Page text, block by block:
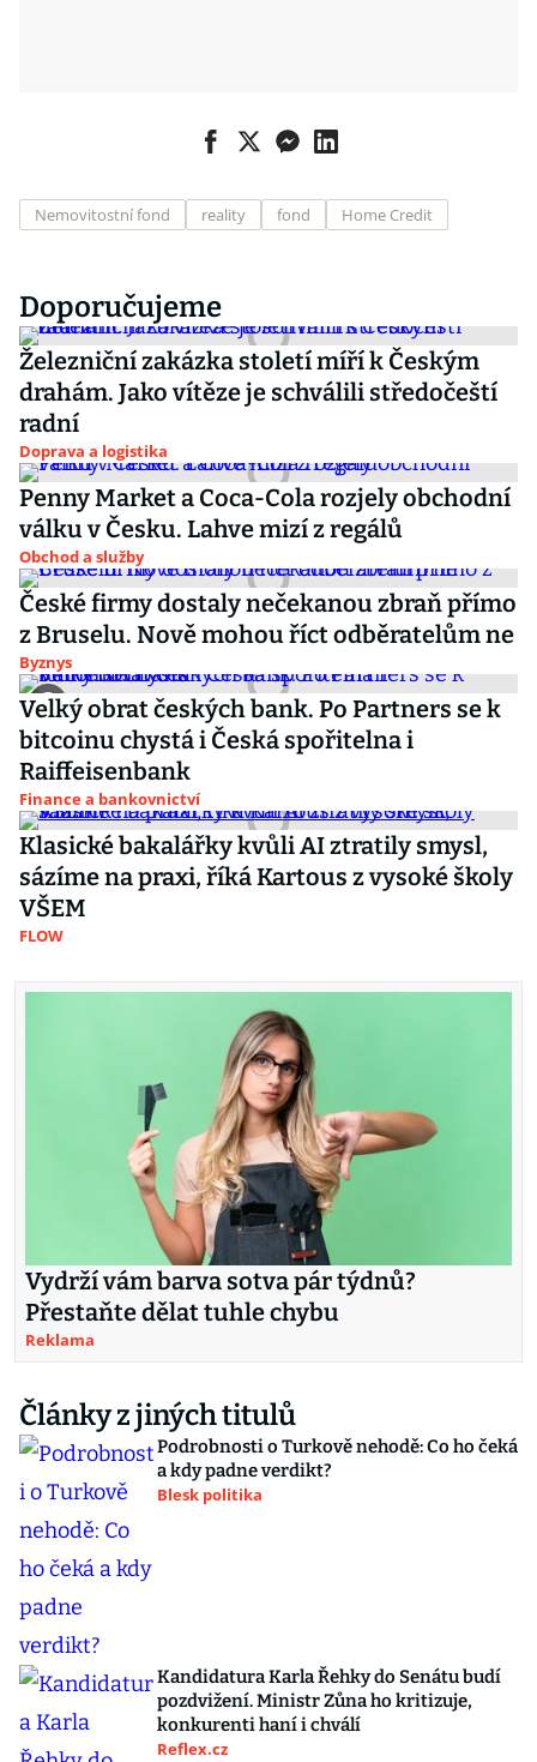
Nemovitostní fond reality fond Home Credit
Doporučujeme
Železniční zakázka století míří k Českým
drahám. Jako vítěze je schválili středočeští
radní
Doprava a logistika
Penny Market a Coca-Cola rozjely obchodní
válku v Česku. Lahve mizí z regálů
Obchod a služby
České firmy dostaly nečekanou zbraň přímo
z Bruselu. Nově mohou říct odběratelům ne
Byznys
Velký obrat českých bank. Po Partners se k
bitcoinu chystá i Česká spořitelna i
Raiffeisenbank
Finance a bankovnictví
Klasické bakalářky kvůli AI ztratily smysl,
sázíme na praxi, říká Kartous z vysoké školy
VŠEM
FLOW
Vydrží vám barva sotva pár týdnů?
Přestaňte dělat tuhle chybu
Reklama
Články z jiných titulů
Podrobnosti o Turkově nehodě: Co ho čeká
a kdy padne verdikt?
Blesk politika
Kandidatura Karla Řehky do Senátu budí
pozdvižení. Ministr Zůna ho kritizuje,
konkurenti haní i chválí
Reflex.cz